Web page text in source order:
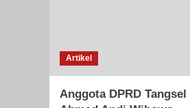
Artikel
Anggota DPRD Tangsel